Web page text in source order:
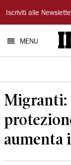
Il
Tirreno
Iscriviti alle
MENU
aumenta